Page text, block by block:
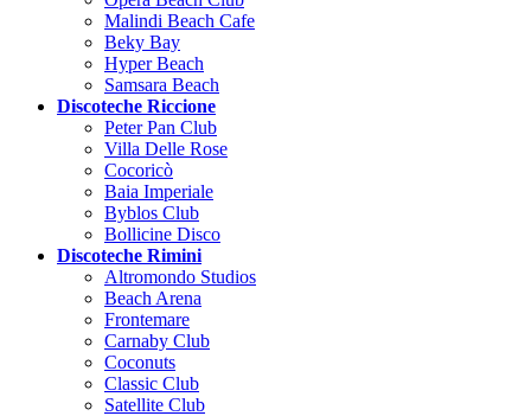
Malindi Beach Cafe
Beky Bay
Hyper Beach
Samsara Beach
Discoteche Riccione
Peter Pan Club
Villa Delle Rose
Cocoricò
Baia Imperiale
Byblos Club
Bollicine Disco
Discoteche Rimini
Altromondo Studios
Beach Arena
Frontemare
Carnaby Club
Coconuts
Classic Club
Satellite Club